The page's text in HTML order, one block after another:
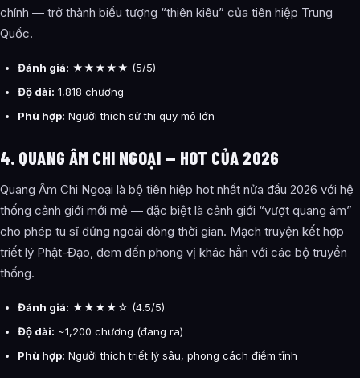
chính — trở thành biểu tượng “thiên kiêu” của tiên hiệp Trung
Quốc.
Đánh giá: ★★★★★ (5/5)
Độ dài: 1,818 chương
Phù hợp: Người thích sử thi quy mô lớn
4. QUANG ÂM CHI NGOẠI — HOT CỦA 2026
Quang Âm Chi Ngoại là bộ tiên hiệp hot nhất nửa đầu 2026 với hệ
thống cảnh giới mới mẻ — đặc biệt là cảnh giới “vượt quang âm”
cho phép tu sĩ đứng ngoài dòng thời gian. Mạch truyện kết hợp
triết lý Phật-Đạo, đem đến phong vị khác hẳn với các bộ truyền
thống.
Đánh giá: ★★★★☆ (4.5/5)
Độ dài: ~1,200 chương (đang ra)
Phù hợp: Người thích triết lý sâu, phong cách điềm tĩnh